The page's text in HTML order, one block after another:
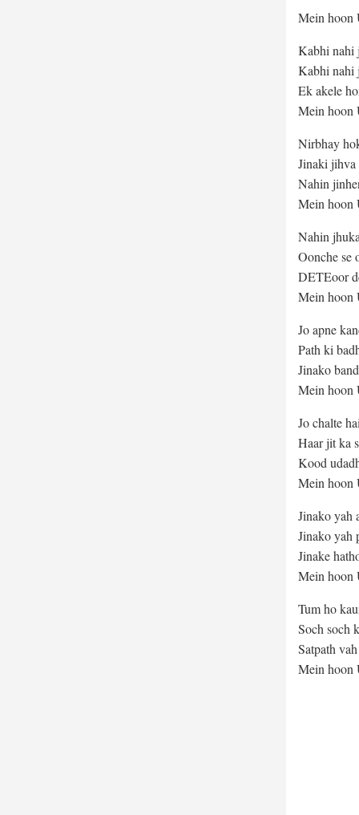
Mein hoon
Kabhi nahi
Kabhi nahi
Ek akele
Mein hoon
Nirbhay
Jinaki jihva
Nahin
Mein hoon
Nahin
Oonche se
DETEoor
Mein hoon
Jo apne
Path ki
Jinako
Mein hoon
Jo chalte
Haar jit ka
Kood
Mein hoon
Jinako yah
Jinako yah
Jinake
Mein hoon
Tum ho
Soch soch
Satpath
Mein hoon